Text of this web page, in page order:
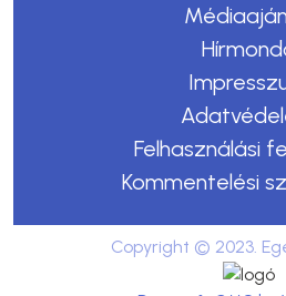
Felhasználási
Kommentelési
Copyright © 2023.